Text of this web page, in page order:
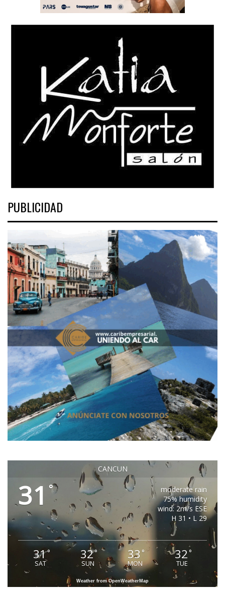
PUBLICIDAD
CANCUN
31 °
moderate rain
75% humidity
wind: 2m/s ESE
H 31 • L 29
31°
SAT
32°
SUN
33 °
MON
32°
TUE
Weather from OpenWeatherMap